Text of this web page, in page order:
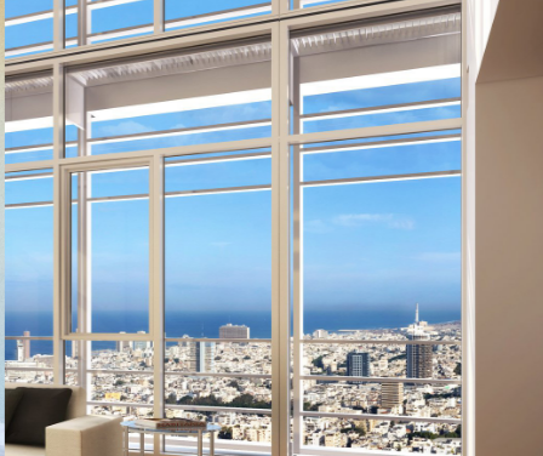
As Esquadrias de PVC da Bazze tem como
característica o maior conforto térmico e
acústico. Isso acontece, entre outros
fatores, pela característica de baixa
condução térmica do matéria e também
porque os cantos das nossas esquadrias
são soldados por termofusão.
SAIBA MAIS